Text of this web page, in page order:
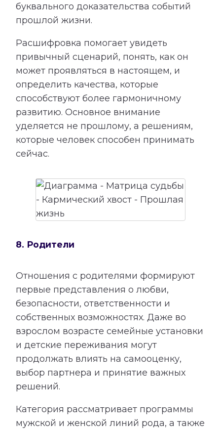
буквального доказательства событий
прошлой жизни.
Расшифровка помогает увидеть
привычный сценарий, понять, как он
может проявляться в настоящем, и
определить качества, которые
способствуют более гармоничному
развитию. Основное внимание
уделяется не прошлому, а решениям,
которые человек способен принимать
сейчас.
8. Родители
Отношения с родителями формируют
первые представления о любви,
безопасности, ответственности и
собственных возможностях. Даже во
взрослом возрасте семейные установки
и детские переживания могут
продолжать влиять на самооценку,
выбор партнера и принятие важных
решений.
Категория рассматривает программы
мужской и женской линий рода, а также